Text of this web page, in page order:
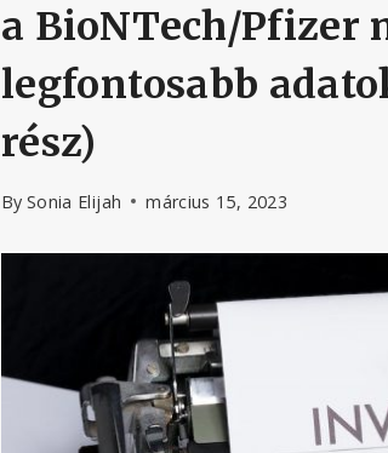
a BioNTech/Pfizer
legfontosabb
rész)
By Sonia Elijah március 15, 2023